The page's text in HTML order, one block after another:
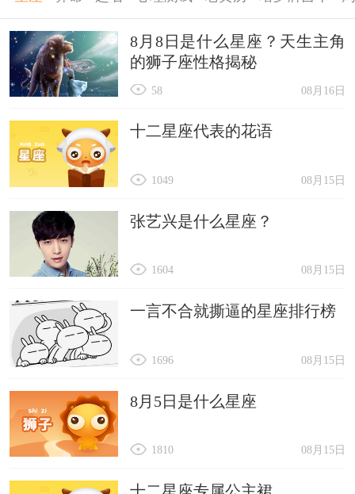
8月8日是什么星座？天生主角
的狮子座性格揭秘
08月16日
58
十二星座代表的花语
08月15日
1049
张艺兴是什么星座？
08月15日
1604
一言不合就撕逼的星座排行榜
08月15日
1696
8月5日是什么星座
08月15日
1810